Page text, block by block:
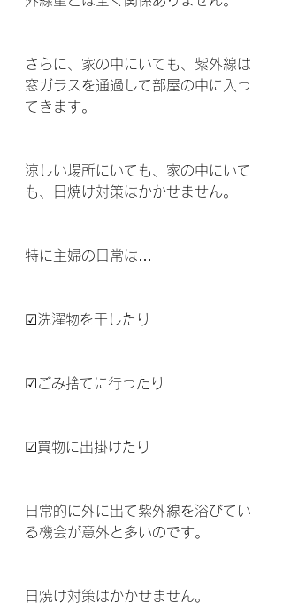
さらに、家の中にいても、紫外線は
窓ガラスを通過して部屋の中に入っ
てきます。
涼しい場所にいても、家の中にいて
も、日焼け対策はかかせません。
特に主婦の日常は…
☑洗濯物を干したり
☑ごみ捨てに行ったり
☑買物に出掛けたり
日常的に外に出て紫外線を浴びてい
る機会が意外と多いのです。
日焼け対策はかかせません。